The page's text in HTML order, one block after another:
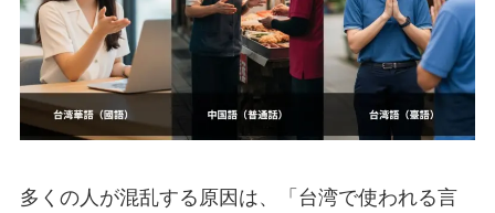
多くの人が混乱する原因は、「台湾で使われる言